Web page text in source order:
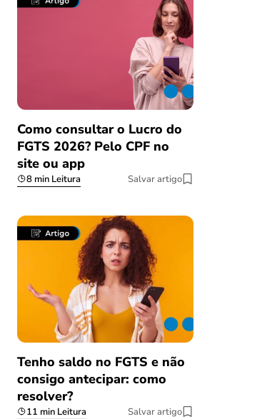
Achei muito rápido,
burocracia
Comentário retirado da nossa
Como consultar o Lucro do
FGTS 2026? Pelo CPF no
site ou app
8 min Leitura Salvar artigo
Tenho saldo no FGTS e não
consigo antecipar: como
resolver?
11 min Leitura Salvar artigo